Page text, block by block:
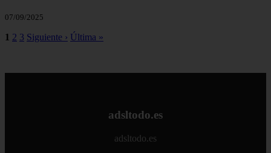
07/09/2025
1 2 3 Siguiente › Última »
adsltodo.es
adsltodo.es